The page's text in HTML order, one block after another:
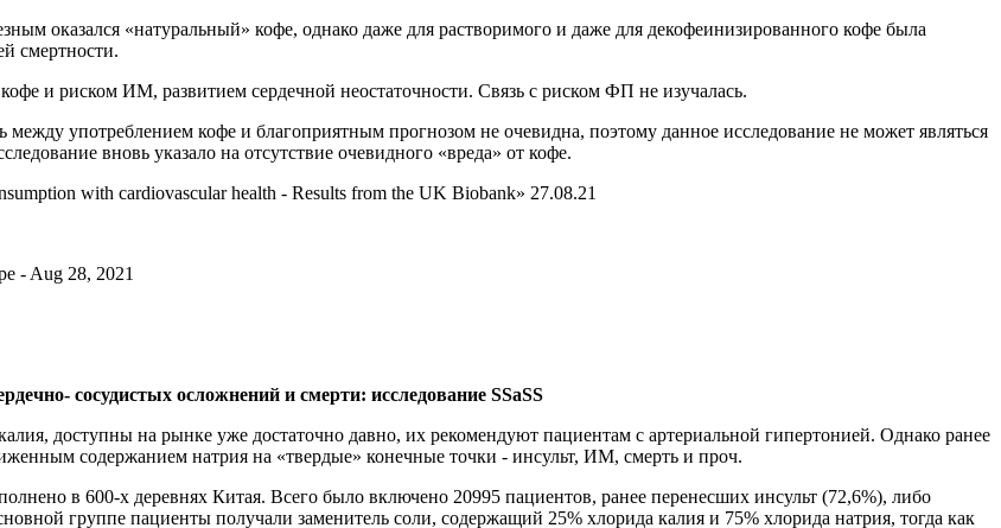
оказался «натуральный» кофе, однако даже для растворимого и даже для декофеинизированного кофе была
смертности.
и риском ИМ, развитием сердечной неостаточности. Связь с риском ФП не изучалась.
между употреблением кофе и благоприятным прогнозом не очевидна, поэтому данное исследование не может являться
вновь указало на отсутствие очевидного «вреда» от кофе.
with cardiovascular health - Results from the UK Biobank» 27.08.21
- Aug 28, 2021
сосудистых осложнений и смерти: исследование SSaSS
доступны на рынке уже достаточно давно, их рекомендуют пациентам с артериальной гипертонией. Однако ранее
содержанием натрия на «твердые» конечные точки - инсульт, ИМ, смерть и проч.
в 600-х деревнях Китая. Всего было включено 20995 пациентов, ранее перенесших инсульт (72,6%), либо
группе пациенты получали заменитель соли, содержащий 25% хлорида калия и 75% хлорида натрия, тогда как